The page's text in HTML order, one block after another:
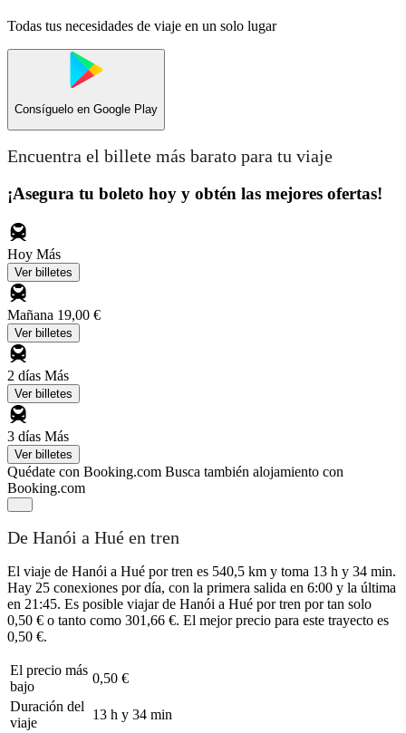
Todas tus necesidades de viaje en un solo lugar
Consíguelo en Google Play
Encuentra el billete más barato para tu viaje
¡Asegura tu boleto hoy y obtén las mejores ofertas!
Hoy Más
Ver billetes
Mañana 19,00 €
Ver billetes
2 días Más
Ver billetes
3 días Más
Ver billetes
Quédate con Booking.com Busca también alojamiento con
Booking.com
De Hanói a Hué en tren
El viaje de Hanói a Hué por tren es 540,5 km y toma 13 h y 34 min.
Hay 25 conexiones por día, con la primera salida en 6:00 y la última
en 21:45. Es posible viajar de Hanói a Hué por tren por tan solo
0,50 € o tanto como 301,66 €. El mejor precio para este trayecto es
0,50 €.
El precio más
bajo
0,50 €
Duración del
viaje
13 h y 34 min